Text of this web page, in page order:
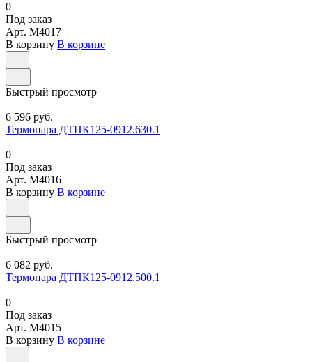
0
Под заказ
Арт. M4017
В корзину В корзине
Быстрый просмотр
6 596 руб.
Термопара ДТПК125-0912.630.1
0
Под заказ
Арт. M4016
В корзину В корзине
Быстрый просмотр
6 082 руб.
Термопара ДТПК125-0912.500.1
0
Под заказ
Арт. M4015
В корзину В корзине